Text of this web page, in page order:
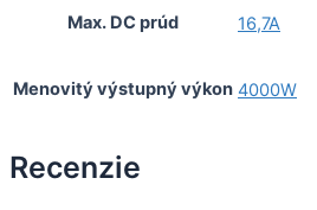
Max. DC prúd 16,7A
Menovitý výstupný výkon 4000W
Recenzie